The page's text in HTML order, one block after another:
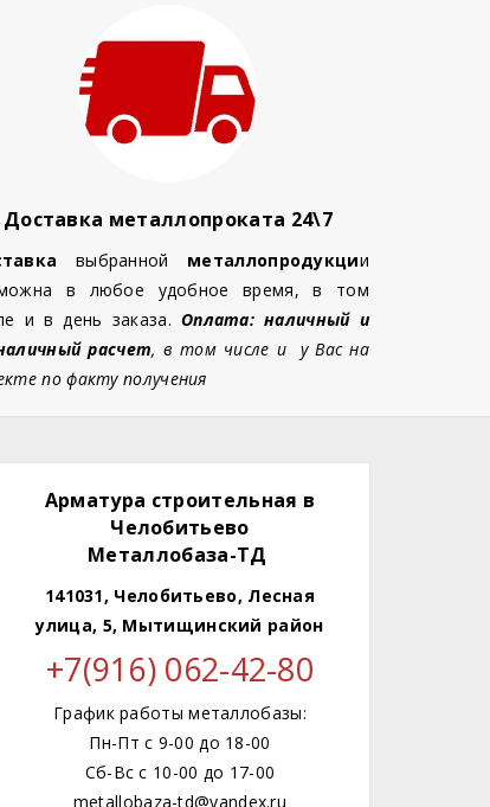
Доставка металлопроката 24\7
выбранной металлопродукции
в любое удобное время, в том
и в день заказа. Оплата: наличный и
расчет, в том числе и у Вас на
по факту получения
Арматура строительная в
Челобитьево
Металлобаза-ТД
141031, Челобитьево, Лесная
улица, 5, Мытищинский район
+7(916) 062-42-80
График работы металлобазы:
Пн-Пт с 9-00 до 18-00
Сб-Вс с 10-00 до 17-00
metallobaza-td@yandex.ru